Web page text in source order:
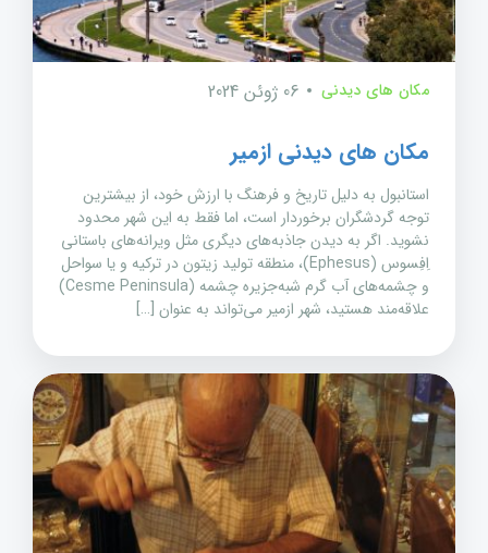
مکان های دیدنی 06 ژوئن 2024
مکان های دیدنی ازمیر
استانبول به دلیل تاریخ و فرهنگ با ارزش خود، از بیشترین
توجه گردشگران برخوردار است، اما فقط به این شهر محدود
نشوید. اگر به دیدن جاذبه‌های دیگری مثل ویرانه‌های باستانی
اِفِسوس (Ephesus)، منطقه تولید زیتون در ترکیه و یا سواحل
و چشمه‌های آب گرم شبه‌جزیره چشمه (Cesme Peninsula)
علاقه‌مند هستید، شهر ازمیر می‌تواند به عنوان […]